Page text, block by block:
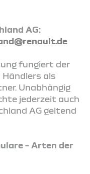
AG:
fungiert der
als
Unabhängig
jederzeit auch
AG geltend
– Arten der